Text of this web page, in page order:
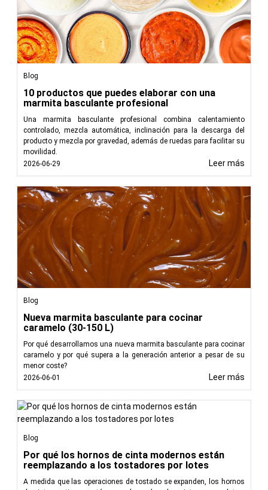
Blog
10 productos que puedes elaborar con una
marmita basculante profesional
Una marmita basculante profesional combina calentamiento
controlado, mezcla automática, inclinación para la descarga del
producto y mezcla por gravedad, además de ruedas para facilitar su
movilidad.
2026-06-29
Leer más
Blog
Nueva marmita basculante para cocinar
caramelo (30-150 L)
Por qué desarrollamos una nueva marmita basculante para cocinar
caramelo y por qué supera a la generación anterior a pesar de su
menor coste?
2026-06-01
Leer más
Blog
Por qué los hornos de cinta modernos están
reemplazando a los tostadores por lotes
A medida que las operaciones de tostado se expanden, los hornos